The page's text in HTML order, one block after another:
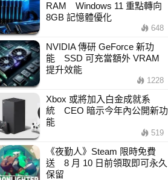
RAM Windows 11 重點轉向
8GB 記憶體優化
648
NVIDIA 傳研 GeForce 新功
能 SSD 可充當額外 VRAM
提升效能
1228
Xbox 或將加入白金成就系
統 CEO 暗示今年內公開新功
能
519
《夜勤人》Steam 限時免費
送 8 月 10 日前領取即可永久
保留